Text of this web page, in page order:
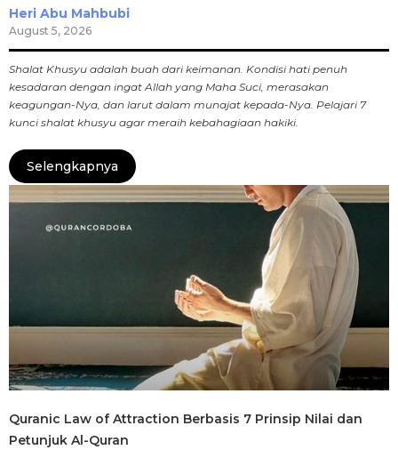
Heri Abu Mahbubi
August 5, 2026
Shalat Khusyu adalah buah dari keimanan. Kondisi hati penuh
kesadaran dengan ingat Allah yang Maha Suci, merasakan
keagungan-Nya, dan larut dalam munajat kepada-Nya. Pelajari 7
kunci shalat khusyu agar meraih kebahagiaan hakiki.
Selengkapnya
Quranic Law of Attraction Berbasis 7 Prinsip Nilai dan
Petunjuk Al-Quran